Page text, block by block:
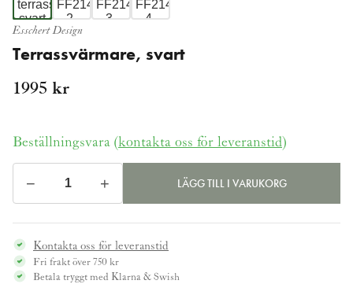
Esschert Design
Terrassvärmare, svart
1995 kr
Beställningsvara (kontakta oss för leveranstid)
Terrassvärmare,
svart
mängd
− + LÄGG TILL I VARUKORG
Kontakta oss för leveranstid
Fri frakt över 750 kr
Betala tryggt med Klarna & Swish